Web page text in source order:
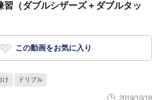
習（ダブルシザーズ＋ダブルタッ
この動画をお気に入り
け ドリブル
2019/10/18